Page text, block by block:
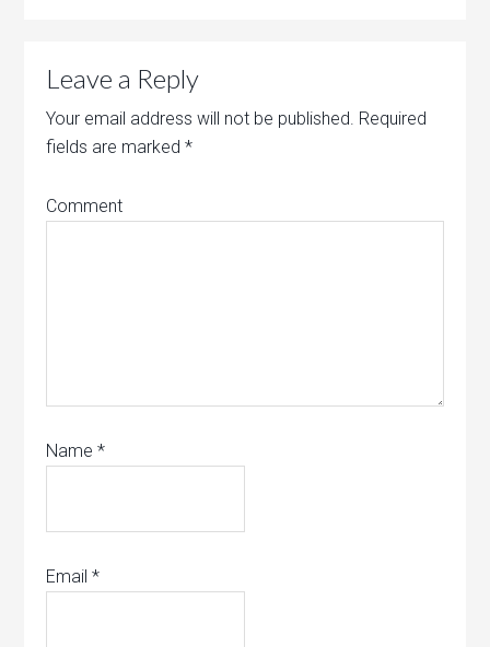
Leave a Reply
Your email address will not be published. Required
fields are marked*
Comment
Name*
Email*